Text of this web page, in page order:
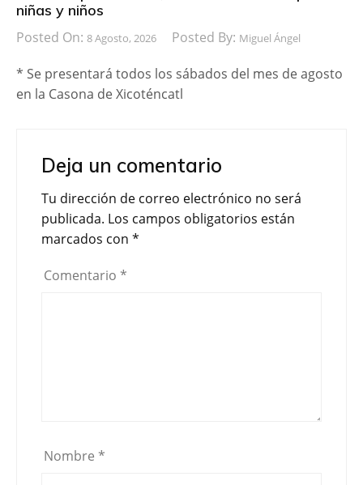
niñas y niños
Posted On: 8 Agosto, 2026 Posted By: Miguel Ángel
* Se presentará todos los sábados del mes de agosto
en la Casona de Xicoténcatl
Deja un comentario
Tu dirección de correo electrónico no será
publicada. Los campos obligatorios están
marcados con *
Comentario *
Nombre *